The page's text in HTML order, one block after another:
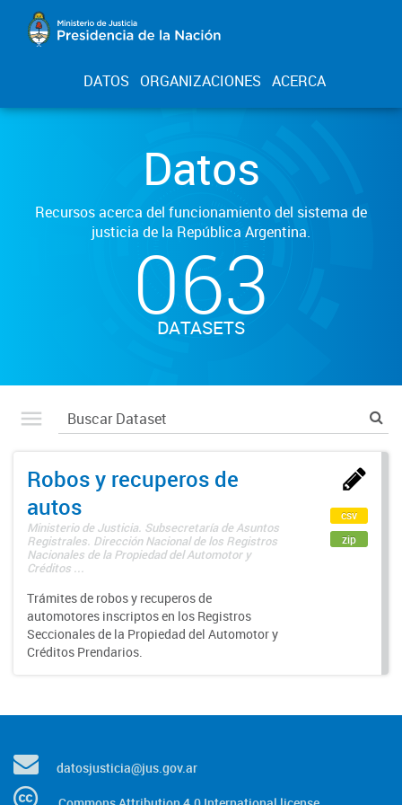
DATOS ORGANIZACIONES ACERCA
Datos
Recursos acerca del funcionamiento del sistema de
justicia de la República Argentina.
063
DATASETS
Robos y recuperos de
autos
Ministerio de Justicia. Subsecretaría de Asuntos
Registrales. Dirección Nacional de los Registros
Nacionales de la Propiedad del Automotor y
Créditos ...
Trámites de robos y recuperos de
automotores inscriptos en los Registros
Seccionales de la Propiedad del Automotor y
Créditos Prendarios.
csv
zip
datosjusticia@jus.gov.ar